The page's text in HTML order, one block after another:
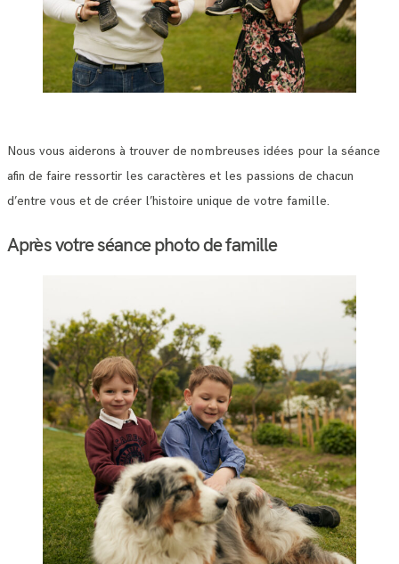
Nous vous aiderons à trouver de nombreuses idées pour la séance
afin de faire ressortir les caractères et les passions de chacun
d’entre vous et de créer l’histoire unique de votre famille.
Après votre séance photo de famille